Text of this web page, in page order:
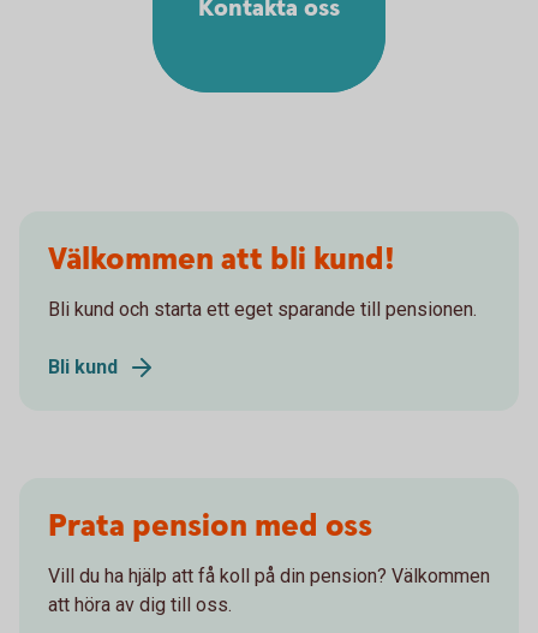
Kontakta oss
Välkommen att bli kund!
Bli kund och starta ett eget sparande till pensionen.
Bli kund
Prata pension med oss
Vill du ha hjälp att få koll på din pension? Välkommen
att höra av dig till oss.